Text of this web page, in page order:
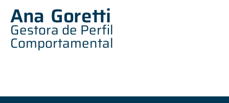
Ana Goretti
Gestora de Perfil
Comportamental